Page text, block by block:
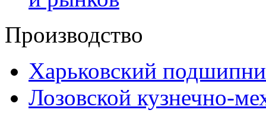
Производство
Харьковский
Лозовской кузнечно-